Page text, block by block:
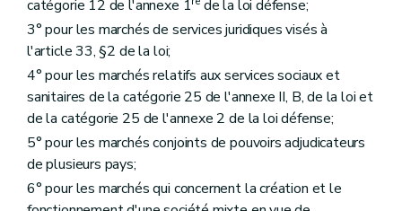
catégorie 12 de l'annexe 1 de la loi défense;
3° pour les marchés de services juridiques visés à
l'article 33, §2 de la loi;
4° pour les marchés relatifs aux services sociaux et
sanitaires de la catégorie 25 de l'annexe II, B, de la loi et
de la catégorie 25 de l'annexe 2 de la loi défense;
5° pour les marchés conjoints de pouvoirs adjudicateurs
de plusieurs pays;
6° pour les marchés qui concernent la création et le